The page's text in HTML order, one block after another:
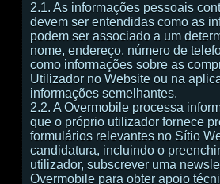
2.1. As informações pessoais
devem ser entendidas como as
podem ser associado a um
nome, endereço, número de
como informações sobre as
Utilizador no Website ou na
informações semelhantes.
2.2. A Overmobile processa
que o próprio utilizador fornece
formulários relevantes no Sítio
candidatura, incluindo o
utilizador, subscrever uma
Overmobile para obter apoio